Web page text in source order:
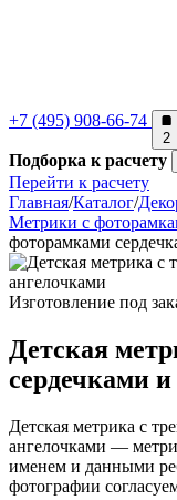
+7 (495) 908-66-74
2
Подборка к расчету
Перейти к расчету
Главная/Каталог/
Метрики с
фоторамками
Изготовление под
Детская
сердечками
Детская метрика с
ангелочками —
именем и данными
фотографии